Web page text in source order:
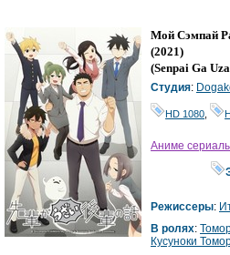
Мой Сэмпай
(2021)
(Senpai Ga
Студия:
HD 1080
Аниме
Режиссеры:
В ролях:
Кусуноки